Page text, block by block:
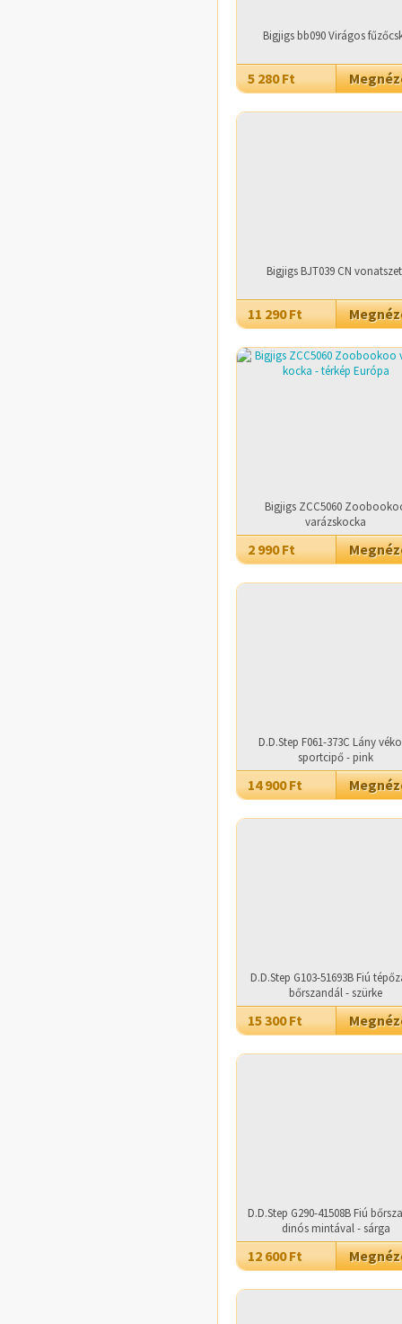
Bigjigs bb090 Virágos
5 280 Ft
Bigjigs BJT039 CN
11 290 Ft
Bigjigs ZCC5060
varázskocka
2 990 Ft
D.D.Step F061-373C Lány
sportcipő - pink
14 900 Ft
D.D.Step G103-51693B Fiú
bőrszandál - szürke
15 300 Ft
D.D.Step G290-41508B Fiú
dinós mintával - sárga
12 600 Ft